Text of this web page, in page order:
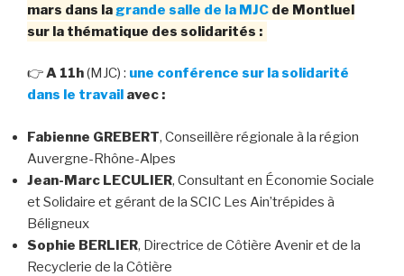
mars dans lagrande salle de la MJC de Montluel
sur la thématique des solidarités :
👉A 11h(MJC) : une conférence sur la solidarité
dans le travail avec :
Fabienne GREBERT, Conseillère régionale à la région
Auvergne-Rhône-Alpes
Jean-Marc LECULIER, Consultant en Économie Sociale
et Solidaire et gérant de la SCIC Les Ain’trépides à
Béligneux
Sophie BERLIER, Directrice de Côtière Avenir et de la
Recyclerie de la Côtière